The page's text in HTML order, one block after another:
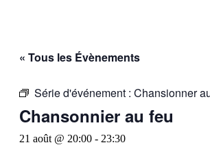
« Tous les Évènements
Série d'événement : Chansionner
Chansonnier au feu
21 août @ 20:00 - 23:30